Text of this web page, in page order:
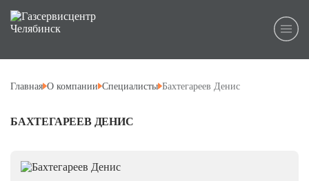
Главная О компании Специалисты Бахтегареев Денис
БАХТЕГАРЕЕВ ДЕНИС